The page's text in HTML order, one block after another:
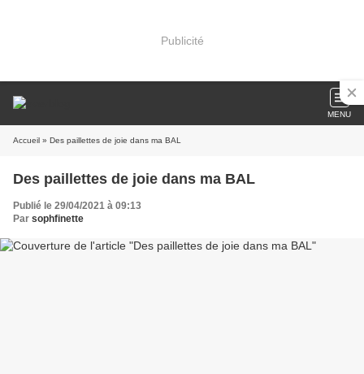
Publicité
MENU
Accueil » Des paillettes de joie dans ma BAL
Des paillettes de joie dans ma BAL
Publié le 29/04/2021 à 09:13
Par sophfinette